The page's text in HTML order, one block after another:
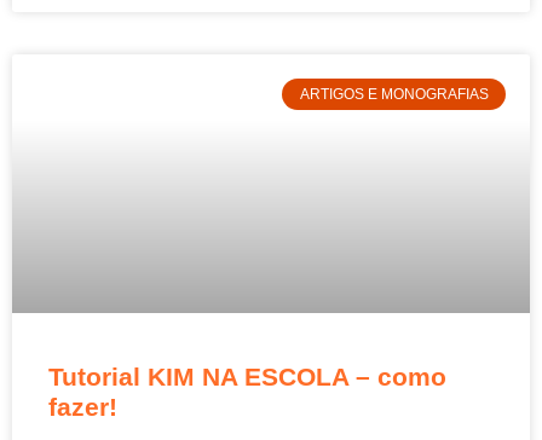
ARTIGOS E MONOGRAFIAS
Tutorial KIM NA ESCOLA – como
fazer!